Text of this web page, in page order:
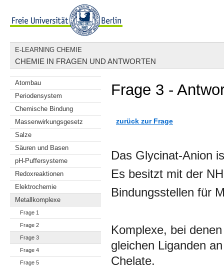
E-LEARNING CHEMIE
CHEMIE IN FRAGEN UND ANTWORTEN
Atombau
Periodensystem
Chemische Bindung
Massenwirkungsgesetz
Salze
Säuren und Basen
pH-Puffersysteme
Redoxreaktionen
Elektrochemie
Metallkomplexe
Frage 1
Frage 2
Frage 3
Frage 4
Frage 5
Frage 3 -
zurück zur Frage
Das Glycinat-Anion
Es besitzt mit der NH
Bindungsstellen für
Komplexe, bei
gleichen Liganden
Chelate.